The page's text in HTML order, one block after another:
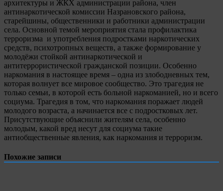
архитектуры и ЖКХ администрации района, член
антинаркотической комиссии Назрановского района,
старейшины, общественники и работники администрации
села. Основной темой мероприятия стала профилактика
терроризма и употребления подростками наркотических
средств, психотропных веществ, а также формирование у
молодёжи стойкой антинаркотической и
антитеррористической гражданской позиции. Особенно
наркомания в настоящее время – одна из злободневных тем,
которая волнует все мировое сообщество. Это трагедия не
только семьи, в которой есть больной наркоманией, но и всего
социума. Трагедия в том, что наркомания поражает людей
молодого возраста, а начинается все с подростковых лет.
Присутствующие объяснили жителям села, особенно
молодым, какой вред несут для социума такие
антиобщественные явления, как наркомания и терроризм.
Похожие записи